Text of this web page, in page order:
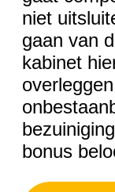
niet
gaan van
kabinet
bonus